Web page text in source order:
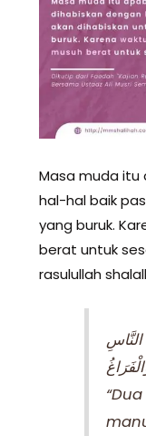
Masa muda itu
hal-hal baik
yang buruk.
berat untuk
rasulullah